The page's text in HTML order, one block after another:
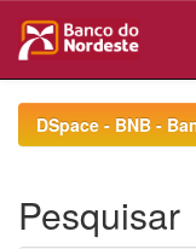
navigationDSpace - BNB -
Pesquisar